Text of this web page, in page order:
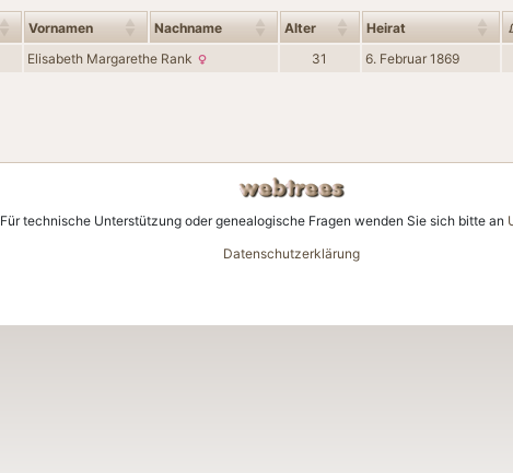
Vornamen Nachname Alter Heirat
Elisabeth Margarethe Rank 31 6. Februar 1869
Für technische Unterstützung oder genealogische Fragen wenden Sie sich bitte an
Datenschutzerklärung